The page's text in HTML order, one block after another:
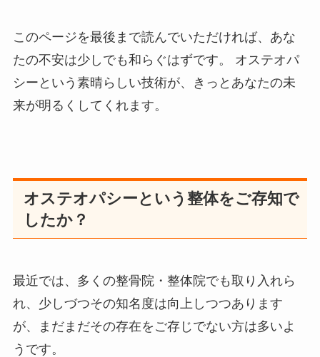
このページを最後まで読んでいただければ、あな
たの不安は少しでも和らぐはずです。 オステオパ
シーという素晴らしい技術が、きっとあなたの未
来が明るくしてくれます。
オステオパシーという整体をご存知で
したか？
最近では、多くの整骨院・整体院でも取り入れら
れ、少しづつその知名度は向上しつつあります
が、まだまだその存在をご存じでない方は多いよ
うです。